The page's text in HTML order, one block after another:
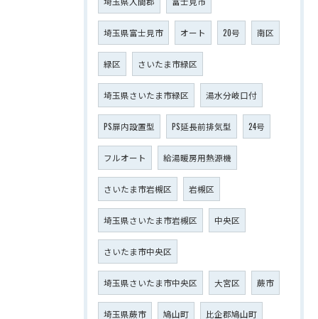
埼玉県富士見市 オート 20号 南区
緑区 さいたま市緑区
埼玉県さいたま市緑区 湯水分岐口付
PS扉内設置型 PS延長前排気型 24号
フルオート 給湯暖房用熱源機
さいたま市岩槻区 岩槻区
埼玉県さいたま市岩槻区 中央区
さいたま市中央区
埼玉県さいたま市中央区 大宮区 蕨市
埼玉県蕨市 鳩山町 比企郡鳩山町